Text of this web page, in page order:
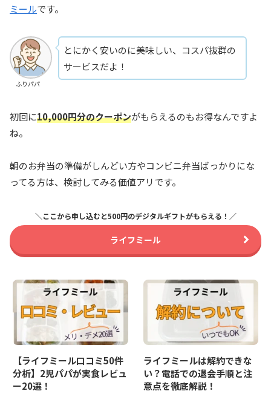
ミールです。
ふりパパ
とにかく安いのに美味しい、コスパ抜群の
サービスだよ！
初回に10,000円分のクーポンがもらえるのもお得なんですよ
ね。
朝のお弁当の準備がしんどい方やコンビニ弁当ばっかりにな
ってる方は、検討してみる価値アリです。
＼ここから申し込むと500円のデジタルギフトがもらえる！／
ライフミール
【ライフミール口コミ50件
分析】2児パパが実食レビュ
ー20選！
ライフミールは解約できな
い？電話での退会手順と注
意点を徹底解説！